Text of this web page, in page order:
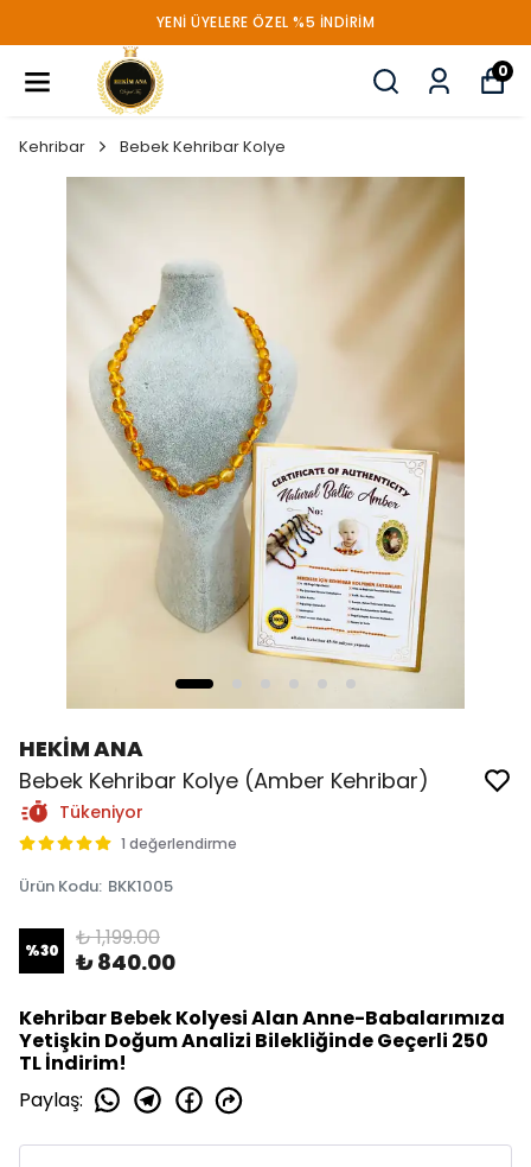
YENİ ÜYELERE ÖZEL %5 İNDİRİM
0
Kehribar Bebek Kehribar Kolye
HEKİM ANA
Bebek Kehribar Kolye (Amber Kehribar)
Tükeniyor
1 değerlendirme
Ürün Kodu: BKK1005
%30 ₺ 1,199.00
₺ 840.00
Kehribar Bebek Kolyesi Alan Anne-Babalarımıza
Yetişkin Doğum Analizi Bilekliğinde Geçerli 250
TL İndirim!
Paylaş: